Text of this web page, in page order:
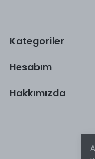
Kategoriler
Hesabım
Hakkımızda